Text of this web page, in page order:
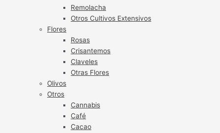
Remolacha
Otros Cultivos Extensivos
Flores
Rosas
Crisantemos
Claveles
Otras Flores
Olivos
Otros
Cannabis
Café
Cacao